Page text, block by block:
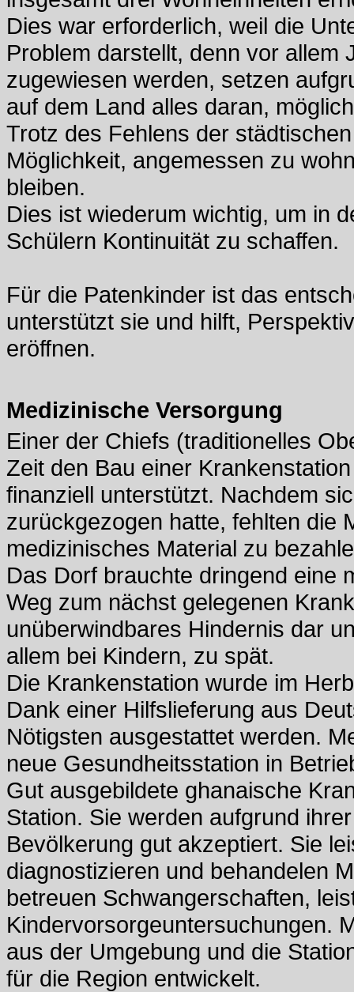
Dies war erforderlich, weil die
Problem darstellt, denn vor allem
zugewiesen werden, setzen
auf dem Land alles daran,
Trotz des Fehlens der
Möglichkeit, angemessen zu
bleiben.
Dies ist wiederum wichtig, um in
Schülern Kontinuität zu schaffen.
Für die Patenkinder ist das
unterstützt sie und hilft,
eröffnen.
Medizinische Versorgung
Einer der Chiefs (traditionelles
Zeit den Bau einer
finanziell unterstützt. Nachdem
zurückgezogen hatte, fehlten die
medizinisches Material zu
Das Dorf brauchte dringend eine
Weg zum nächst gelegenen
unüberwindbares Hindernis dar
allem bei Kindern, zu spät.
Die Krankenstation wurde im
Dank einer Hilfslieferung aus
Nötigsten ausgestattet werden.
neue Gesundheitsstation in
Gut ausgebildete ghanaische
Station. Sie werden aufgrund
Bevölkerung gut akzeptiert. Sie
diagnostizieren und behandelen
betreuen Schwangerschaften,
Kindervorsorgeuntersuchungen.
aus der Umgebung und die
für die Region entwickelt.